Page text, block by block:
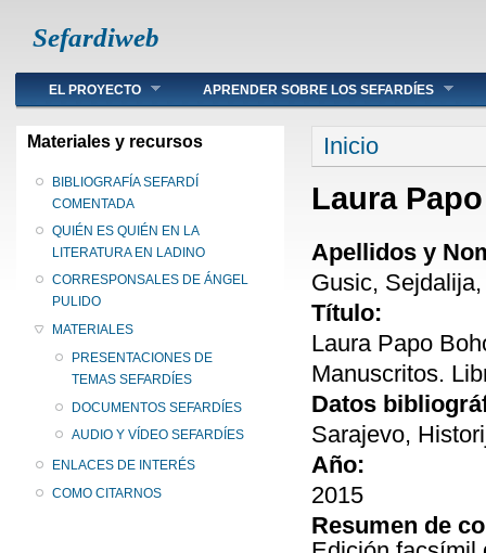
Sefardiweb
Main menu
EL PROYECTO APRENDER SOBRE LOS SEFARDÍES
Materiales y recursos
BIBLIOGRAFÍA SEFARDÍ
COMENTADA
QUIÉN ES QUIÉN EN LA
LITERATURA EN LADINO
CORRESPONSALES DE ÁNGEL
PULIDO
MATERIALES
PRESENTACIONES DE
TEMAS SEFARDÍES
DOCUMENTOS SEFARDÍES
AUDIO Y VÍDEO SEFARDÍES
ENLACES DE INTERÉS
COMO CITARNOS
Se encuentra
Inicio
Laura
Apellidos y
Gusic,
Título:
Laura Papo
Manuscritos.
Datos
Sarajevo,
Año:
2015
Resumen de